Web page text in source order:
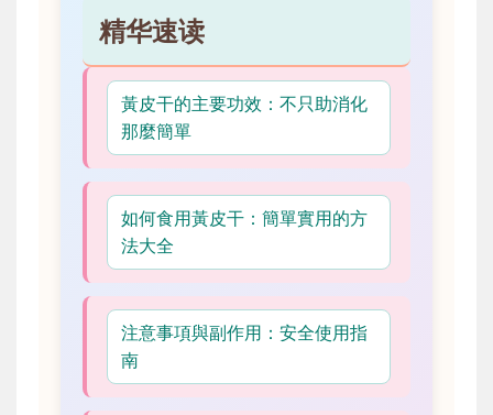
精华速读
黃皮干的主要功效：不只助消化
那麼簡單
如何食用黃皮干：簡單實用的方
法大全
注意事項與副作用：安全使用指
南